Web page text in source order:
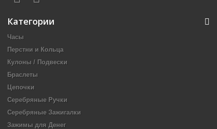
Категории
Часы
Перстни и Кольца
Кулоны / Подвески
Браслеты
Цепочки
Серебряные Ручки
Серебряные Зажигалки
Зажимы для Денег